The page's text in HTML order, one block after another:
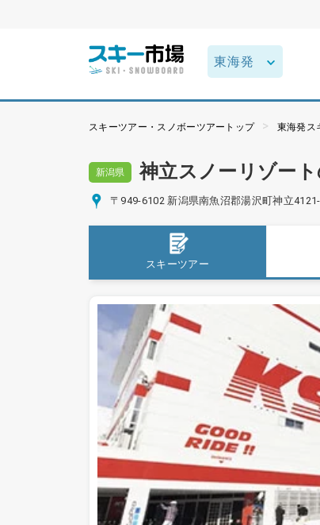
スキーツアー・スノボーツアートップ 東海発ス
新潟県 神立スノーリゾー
〒949-6102 新潟県南魚沼郡湯沢町神立
スキーツアー